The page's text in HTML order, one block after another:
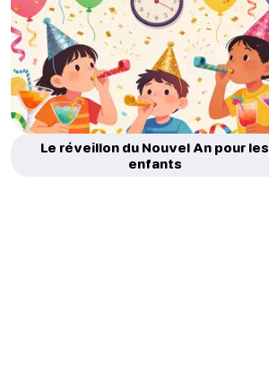
Le réveillon du Nouvel An pour les
enfants